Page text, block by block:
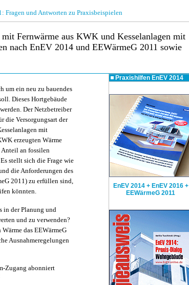
Fragen und Antworten zu Praxisbeispielen
mit Fernwärme aus KWK und Kesselanlagen mit
nach EnEV 2014 und EEWärmeG 2011 sowie
um ein neu zu bauendes
Dieses Hortgebäude
Der Netzbetreiber
die Versorgungsart der
mit
erzeugten Wärme
Anteil an fossilen
stellt sich die Frage wie
die Anforderungen des
2011) zu erfüllen sind,
könnten.
in der Planung und
und zu verwenden?
das EEWärmeG
Ausnahmeregelungen
Zugang abonniert
Praxishilfen EnEV 2014
EnEV 2014 + EnEV 2016 +
EEWärmeG 2011